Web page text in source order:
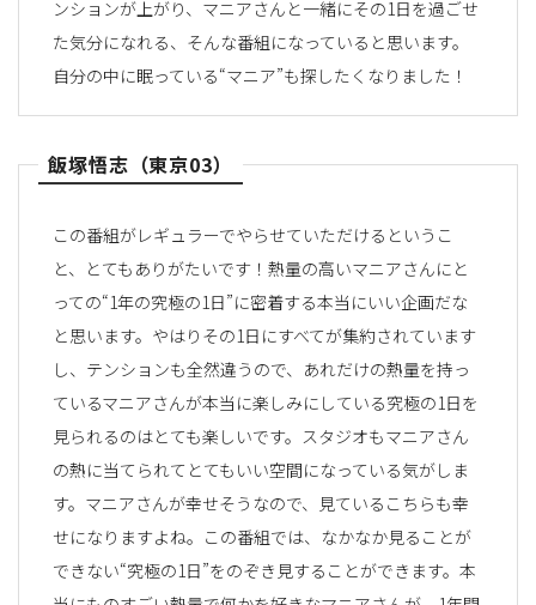
ンションが上がり、マニアさんと一緒にその1日を過ごせ
た気分になれる、そんな番組になっていると思います。
自分の中に眠っている“マニア”も探したくなりました！
飯塚悟志（東京03）
この番組がレギュラーでやらせていただけるというこ
と、とてもありがたいです！熱量の高いマニアさんにと
っての“1年の究極の1日”に密着する本当にいい企画だな
と思います。やはりその1日にすべてが集約されています
し、テンションも全然違うので、あれだけの熱量を持っ
ているマニアさんが本当に楽しみにしている究極の1日を
見られるのはとても楽しいです。スタジオもマニアさん
の熱に当てられてとてもいい空間になっている気がしま
す。マニアさんが幸せそうなので、見ているこちらも幸
せになりますよね。この番組では、なかなか見ることが
できない“究極の1日”をのぞき見することができます。本